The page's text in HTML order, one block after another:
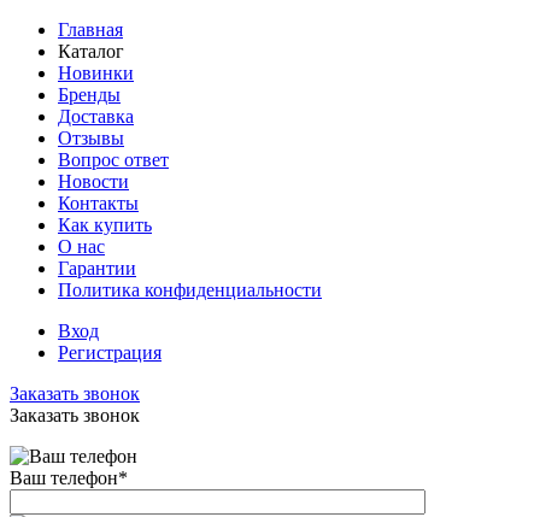
Главная
Каталог
Новинки
Бренды
Доставка
Отзывы
Вопрос ответ
Новости
Контакты
Как купить
О нас
Гарантии
Политика конфиденциальности
Вход
Регистрация
Заказать звонок
Заказать звонок
Ваш телефон*